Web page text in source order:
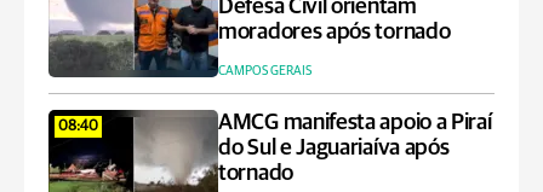
Defesa Civil orientam
moradores após tornado
CAMPOS GERAIS
08:40
AMCG manifesta apoio a Piraí
do Sul e Jaguariaíva após
tornado